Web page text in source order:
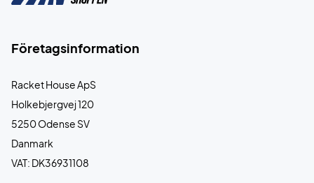
Företagsinformation
Racket House ApS
Holkebjergvej 120
5250 Odense SV
Danmark
VAT: DK36931108